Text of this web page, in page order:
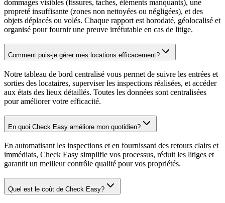
dommages visibles (fissures, taches, éléments manquants), une
propreté insuffisante (zones non nettoyées ou négligées), et des
objets déplacés ou volés. Chaque rapport est horodaté, géolocalisé et
organisé pour fournir une preuve irréfutable en cas de litige.
Comment puis-je gérer mes locations efficacement?
Notre tableau de bord centralisé vous permet de suivre les entrées et
sorties des locataires, superviser les inspections réalisées, et accéder
aux états des lieux détaillés. Toutes les données sont centralisées
pour améliorer votre efficacité.
En quoi Check Easy améliore mon quotidien?
En automatisant les inspections et en fournissant des retours clairs et
immédiats, Check Easy simplifie vos processus, réduit les litiges et
garantit un meilleur contrôle qualité pour vos propriétés.
Quel est le coût de Check Easy?